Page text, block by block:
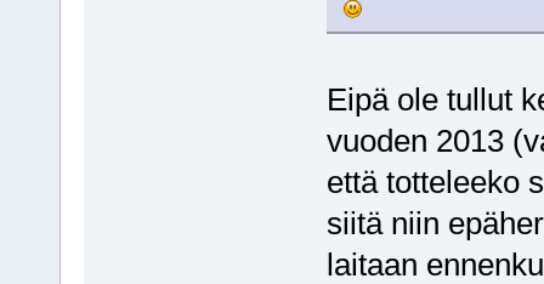
Eipä ole tullut
vuoden 2013
että totteleeko
siitä niin
laitaan